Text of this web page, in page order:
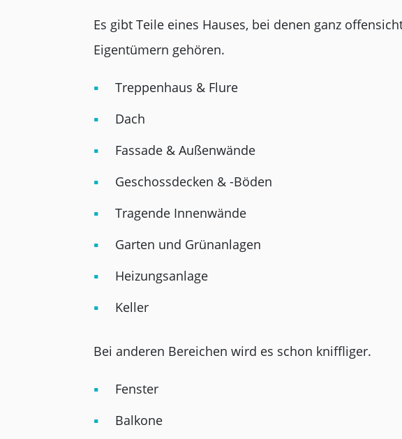
Es gibt Teile eines Hauses, bei denen ganz
Eigentümern gehören.
Treppenhaus & Flure
Dach
Fassade & Außenwände
Geschossdecken & -Böden
Tragende Innenwände
Garten und Grünanlagen
Heizungsanlage
Keller
Bei anderen Bereichen wird es schon kniffliger.
Fenster
Balkone